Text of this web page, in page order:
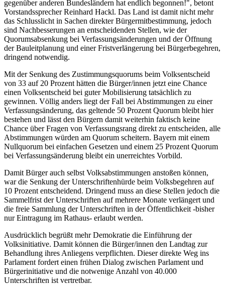
gegenüber anderen Bundesländern hat endlich begonnen!", betont
Vorstandssprecher Reinhard Hackl. Das Land ist damit nicht mehr
das Schlusslicht in Sachen direkter Bürgermitbestimmung, jedoch
sind Nachbesserungen an entscheidenden Stellen, wie der
Quorumsabsenkung bei Verfassungsänderungen und der Öffnung
der Bauleitplanung und einer Fristverlängerung bei Bürgerbegehren,
dringend notwendig.
Mit der Senkung des Zustimmungsquorums beim Volksentscheid
von 33 auf 20 Prozent hätten die Bürger/innen jetzt eine Chance
einen Volksentscheid bei guter Mobilisierung tatsächlich zu
gewinnen. Völlig anders liegt der Fall bei Abstimmungen zu einer
Verfassungsänderung, das geltende 50 Prozent Quorum bleibt hier
bestehen und lässt den Bürgern damit weiterhin faktisch keine
Chance über Fragen von Verfassungsrang direkt zu entscheiden, alle
Abstimmungen würden am Quorum scheitern. Bayern mit einem
Nullquorum bei einfachen Gesetzen und einem 25 Prozent Quorum
bei Verfassungsänderung bleibt ein unerreichtes Vorbild.
Damit Bürger auch selbst Volksabstimmungen anstoßen können,
war die Senkung der Unterschriftenhürde beim Volksbegehren auf
10 Prozent entscheidend. Dringend muss an diese Stellen jedoch die
Sammelfrist der Unterschriften auf mehrere Monate verlängert und
die freie Sammlung der Unterschriften in der Öffentlichkeit -bisher
nur Eintragung im Rathaus- erlaubt werden.
Ausdrücklich begrüßt mehr Demokratie die Einführung der
Volksinitiative. Damit können die Bürger/innen den Landtag zur
Behandlung ihres Anliegens verpflichten. Dieser direkte Weg ins
Parlament fordert einen frühen Dialog zwischen Parlament und
Bürgerinitiative und die notwenige Anzahl von 40.000
Unterschriften ist vertretbar.